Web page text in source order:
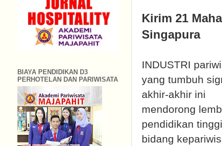
Kirim 21
Singapura
INDUSTRI
yang tumbuh
akhir-akhir ini
mendorong
pendidikan tinggi
bidang
BIAYA PENDIDIKAN D3
PERHOTELAN DAN PARIWISATA